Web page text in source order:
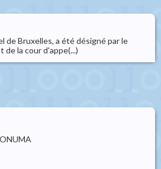
de Bruxelles, a été désigné par le
la cour d'appe(...)